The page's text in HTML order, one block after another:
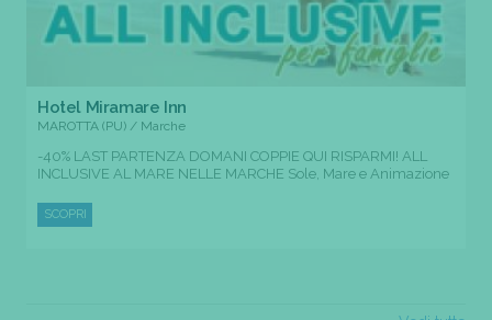
Hotel Miramare Inn
MAROTTA (PU) / Marche
-40% LAST PARTENZA DOMANI COPPIE QUI RISPARMI! ALL
INCLUSIVE AL MARE NELLE MARCHE Sole, Mare e Animazione
SCOPRI